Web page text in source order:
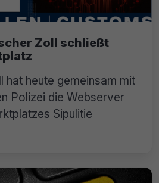
Zoll schließt
hat heute gemeinsam mit
Polizei die Webserver
Sipulitie